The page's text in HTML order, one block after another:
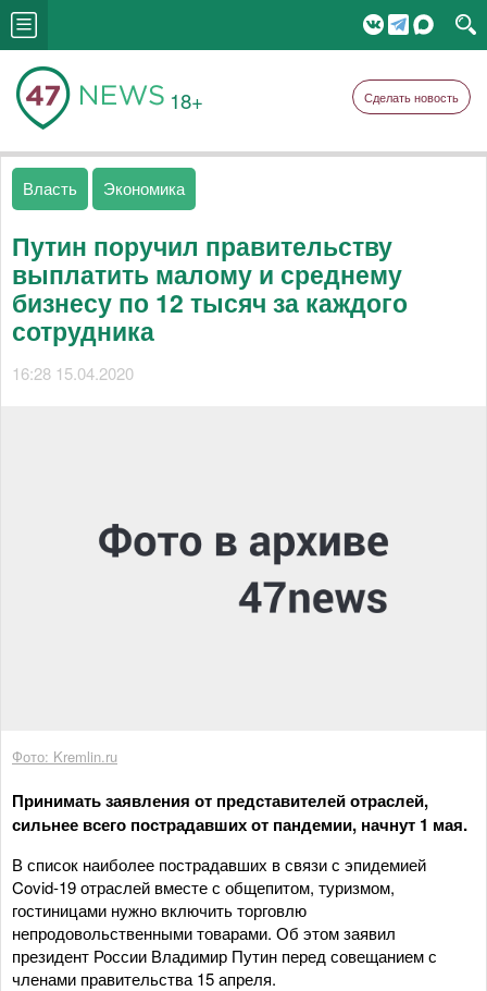
18+ Сделать новость
Власть Экономика
Путин поручил правительству
выплатить малому и среднему
бизнесу по 12 тысяч за каждого
сотрудника
16:28 15.04.2020
Фото: Kremlin.ru
Принимать заявления от представителей отраслей,
сильнее всего пострадавших от пандемии, начнут 1 мая.
В список наиболее пострадавших в связи с эпидемией
Covid-19 отраслей вместе с общепитом, туризмом,
гостиницами нужно включить торговлю
непродовольственными товарами. Об этом заявил
президент России Владимир Путин перед совещанием с
членами правительства 15 апреля.